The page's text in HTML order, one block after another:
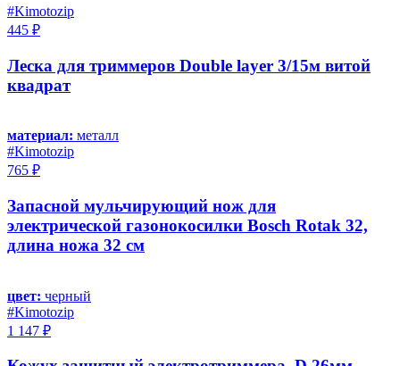
#Kimotozip
445 ₽
Леска для триммеров Double layer 3/15м витой
квадрат
материал: металл
#Kimotozip
765 ₽
Запасной мульчирующий нож для
электрической газонокосилки Bosch Rotak 32,
длина ножа 32 см
цвет: черный
#Kimotozip
1 147 ₽